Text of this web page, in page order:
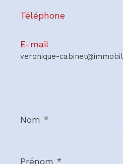
Téléphone
E-mail
veronique-
*
*